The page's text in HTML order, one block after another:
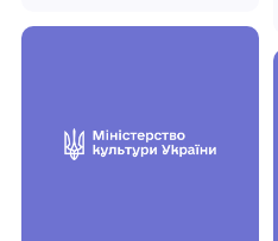
України